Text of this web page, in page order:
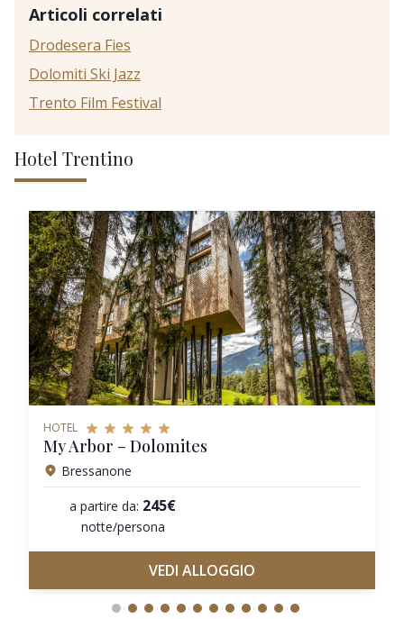
Articoli correlati
Drodesera Fies
Dolomiti Ski Jazz
Trento Film Festival
Hotel Trentino
HOTEL
My Arbor – Dolomites
Bressanone
a partire da: 245€
notte/persona
VEDI ALLOGGIO